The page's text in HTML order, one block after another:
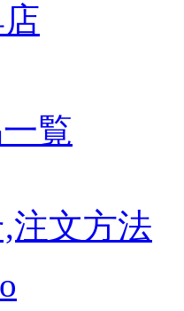
覧
注文方法